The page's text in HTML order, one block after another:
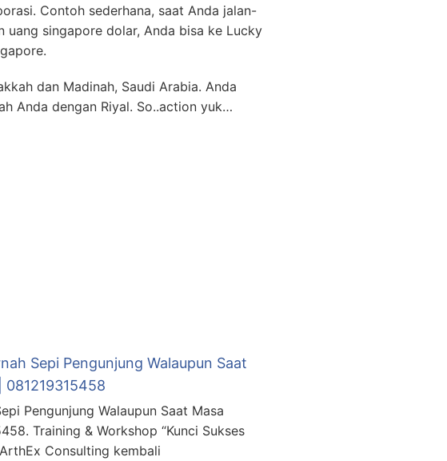
Contoh sederhana, saat Anda jalan-
uang singapore dolar, Anda bisa ke Lucky
dan Madinah, Saudi Arabia. Anda
Anda dengan Riyal. So..action yuk…
Sepi Pengunjung Walaupun Saat
081219315458
Pengunjung Walaupun Saat Masa
Training & Workshop “Kunci Sukses
Consulting kembali